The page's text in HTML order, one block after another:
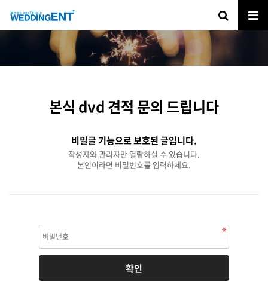
본식 dvd 견적 문의 드립니다
비밀글 기능으로 보호된 글입니다.
작성자와 관리자만 열람하실 수 있습니다.
본인이라면 비밀번호를 입력하세요.